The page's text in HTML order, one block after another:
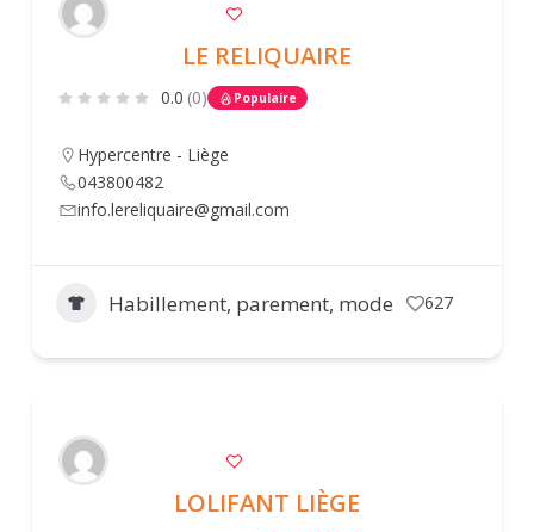
LE RELIQUAIRE
0.0 (0) Populaire
Hypercentre - Liège
043800482
info.lereliquaire@gmail.com
Habillement, parement, mode 627
LOLIFANT LIÈGE